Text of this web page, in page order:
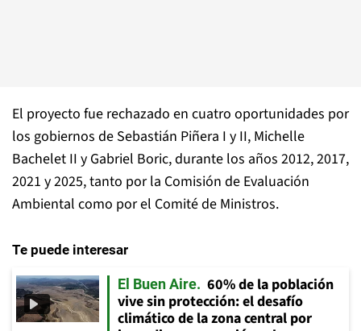
El proyecto fue rechazado en cuatro oportunidades por
los gobiernos de Sebastián Piñera I y II, Michelle
Bachelet II y Gabriel Boric, durante los años 2012, 2017,
2021 y 2025, tanto por la Comisión de Evaluación
Ambiental como por el Comité de Ministros.
Te puede interesar
El Buen Aire
60% de la población
vive sin protección: el desafío
climático de la zona central por